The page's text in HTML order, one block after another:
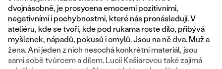
dvojnásobně, je prosycena emocemi pozitivními,
negativními i pochybnostmi, které nás pronásledují. V
ateliéru, kde se tvoří, kde pod rukama roste dílo, přibývá
myšlenek, nápadů, pokusů i omylů. Jsou na ně dva. Muž a
žena. Ani jeden z nich nesochá konkrétní materiál, jsou
sami sobě tvůrcem a dílem. Lucii Kašiarovou také zajímá